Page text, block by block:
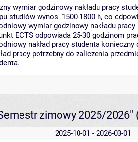
wymiar godzinowy nakładu pracy
studiów wynosi 1500-1800 h, co
wymiar godzinowy nakładu
ECTS odpowiada 25-30 godzinom
nakład pracy studenta
pracy potrzebny do zaliczenia
zimowy 2025/2026"
2025-10-01 - 2026-03-01